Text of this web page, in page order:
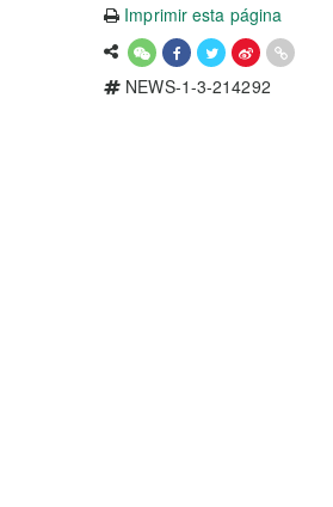
Imprimir esta página
NEWS-1-3-214292